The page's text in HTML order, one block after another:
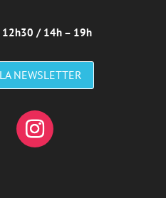
12h30 / 14h – 19h
NEWSLETTER